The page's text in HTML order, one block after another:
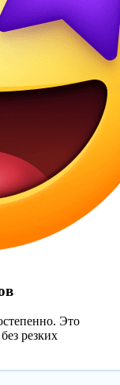
Это
резких